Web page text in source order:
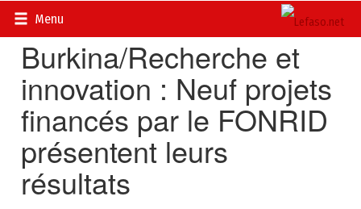
Menu
Accueil>
Burkina/Recherche et
innovation : Neuf projets
financés par le FONRID
présentent leurs
résultats